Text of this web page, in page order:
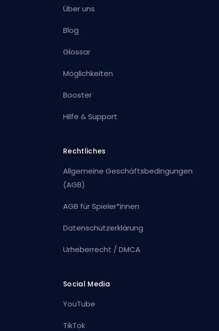
Über uns
Blog
Glossar
Möglichkeiten
Booster
Hilfe & Support
Rechtliches
Allgemeine Geschäftsbedingungen
(AGB)
AGB für Spieler*innen
Datenschutzerklärung
Urheberrecht / DMCA
Social Media
YouTube
TikTok